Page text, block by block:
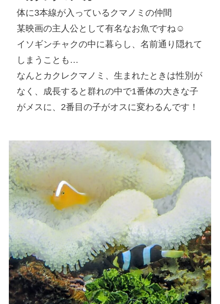
体に3本線が入っているクマノミの仲間
某映画の主人公として有名なお魚ですね☺
イソギンチャクの中に暮らし、名前通り隠れて
しまうことも…
なんとカクレクマノミ、生まれたときは性別が
なく、成長すると群れの中で1番体の大きな子
がメスに、2番目の子がオスに変わるんです！